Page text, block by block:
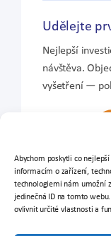
Abychom poskytli co
informacím o zařízení,
technologiemi nám umožní
jedinečná ID na tomto
ovlivnit určité vlastnosti a
Udělejte
Nejlepší
návštěva.
vyšetření —
Těšíme se na
tým Esthesion